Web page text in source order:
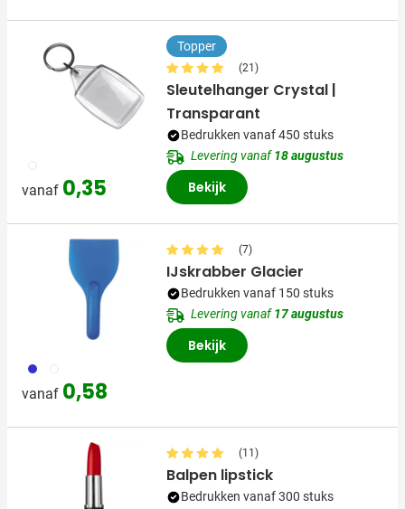
021
vanaf 0,35
Topper
(21)
Sleutelhanger Crystal |
Transparant
Bedrukken vanaf 450 stuks
Levering vanaf18 augustus
Bekijk
023 002
vanaf 0,58
(7)
IJskrabber Glacier
Bedrukken vanaf 150 stuks
Levering vanaf17 augustus
Bekijk
(11)
Balpen lipstick
Bedrukken vanaf 300 stuks